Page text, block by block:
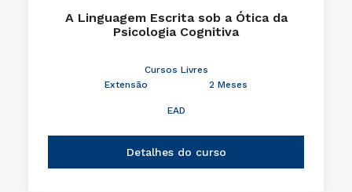
A Linguagem Escrita sob a Ótica da
Psicologia Cognitiva
Cursos Livres
Extensão
2 Meses
EAD
Detalhes do curso